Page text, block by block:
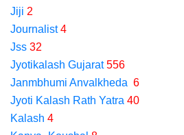
Jiji 2
Journalist 4
Jss 32
Jyotikalash Gujarat 556
Janmbhumi Anvalkheda 6
Jyoti Kalash Rath Yatra 40
Kalash 4